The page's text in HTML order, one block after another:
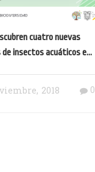
cuatro nuevas
de insectos acuáticos en
2018 0